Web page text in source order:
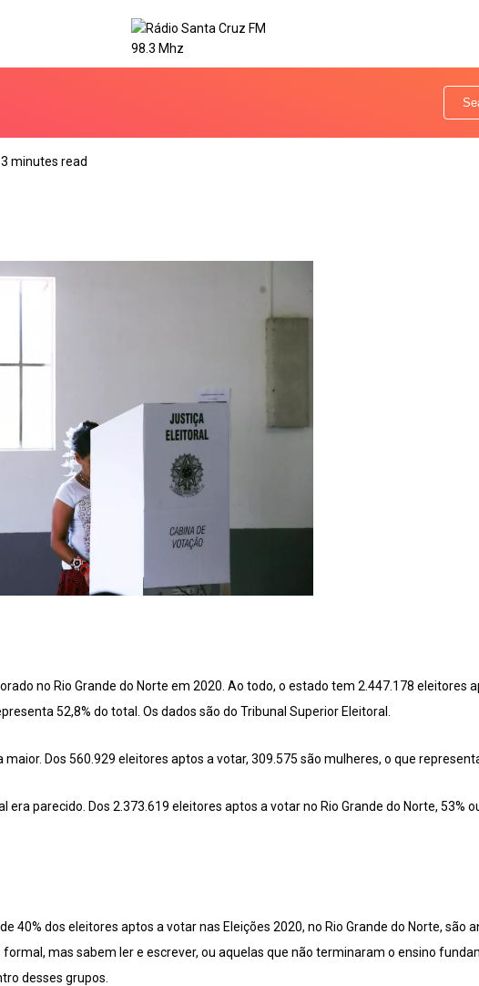
3 minutes read
no Rio Grande do Norte em 2020. Ao todo, o estado tem 2.447.178 eleitores
52,8% do total. Os dados são do Tribunal Superior Eleitoral.
Dos 560.929 eleitores aptos a votar, 309.575 são mulheres, o que
era parecido. Dos 2.373.619 eleitores aptos a votar no Rio Grande do Norte, 53%
40% dos eleitores aptos a votar nas Eleições 2020, no Rio Grande do Norte, são
mas sabem ler e escrever, ou aquelas que não terminaram o ensino
desses grupos.